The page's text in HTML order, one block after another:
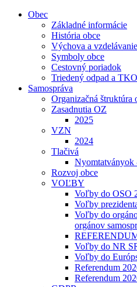
Obec
Základné informácie
História obce
Výchova a vzdelávanie
Symboly obce
Cestovný poriadok
Triedený odpad a TKO
Samospráva
Organizačná štruktúra
Zasadnutia OZ
2025
VZN
2024
Tlačivá
Nyomtatványok
Rozvoj obce
VOĽBY
Voľby do OSO
Voľby
Voľby do
orgánov
Voľby do NR
Voľby do
Referendum
Referendum